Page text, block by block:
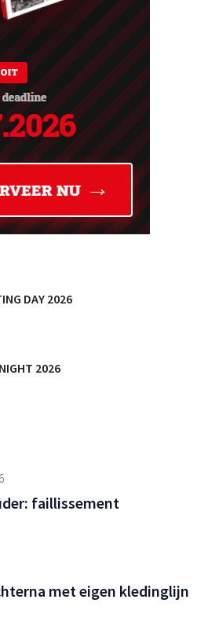
DAY 2026
2026
faillissement
met eigen kledinglijn